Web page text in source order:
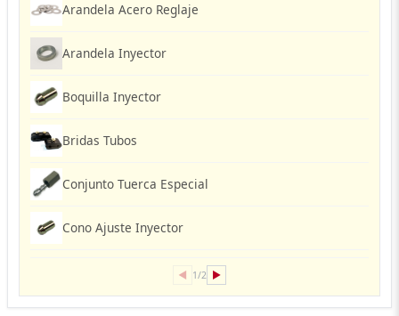
Arandela Acero Reglaje
Arandela Inyector
Boquilla Inyector
Bridas Tubos
Conjunto Tuerca Especial
Cono Ajuste Inyector
◀ 1/2 ▶